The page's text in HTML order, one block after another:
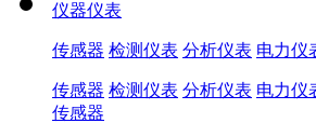
仪器仪表
传感器 检测仪表 分析仪表 电力仪
传感器 检测仪表 分析仪表 电力仪
传感器